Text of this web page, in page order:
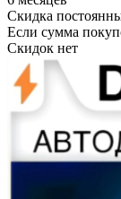
Скидка
Если сумма
Скидок нет